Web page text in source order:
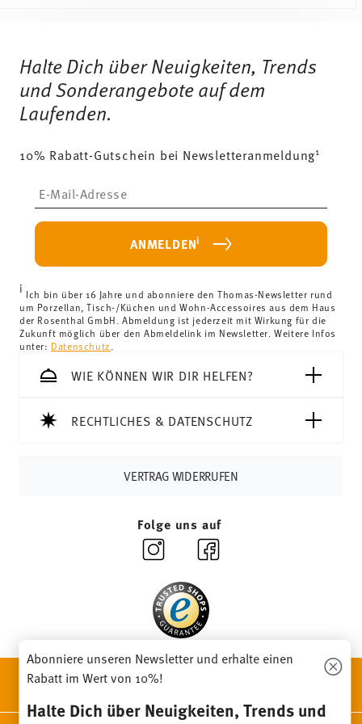
Rund 174 gr
0,2490 dm³
Spülmaschinenfest Mikrowellengeeignet
Lieferzeiten & Versand
Versandkostenfrei ab 69,90 €:
(ausgenommen Lieferungen ins Vereinigte Königreich)
Lieferkosten unter 69,90 €:
weniger als 69,90 € beträgt, fallen Versandkosten an. Für
Deutschland betragen diese 4,90 €. Für alle anderen
Länder können Sie die Lieferkostenhier einsehen
Vereinigtes Königreich:Für Lieferungen ins Vereinigte
Königreich liegt der Mindestbestellwert bei £135, die
Lieferung erfolgt versandkostenfrei.
Schweiz:Lieferungen in die Schweiz sind ab 69,90 CHF
versandkostenfrei. Unter einem Bestellwert von 69,90
CHF liegen die Versandkosten bei 36,90 CHF.
sobald Ihr Paket auf die Reise geht.
Lieferzeit innerhalb Deutschlands:3-5 Werktage für
hier einsehen.
Halte Dich über Neuigkeiten, Trends
und Sonderangebote auf dem
Laufenden.
10% Rabatt-Gutschein bei Newsletteranmeldung1
ANMELDENi
i Ich bin über 16 Jahre und abonniere den Thomas-Newsletter rund
um Porzellan, Tisch-/Küchen und Wohn-Accessoires aus dem Haus
der Rosenthal GmbH. Abmeldung ist jederzeit mit Wirkung für die
Zukunft möglich über den Abmeldelink im Newsletter. Weitere Infos
unter: Datenschutz
WIE KÖNNEN WIR DIR HELFEN?
RECHTLICHES & DATENSCHUTZ
VERTRAG WIDERRUFEN
Folge uns auf
ENTDECKE UNSERE MARKEN
Abonniere unseren Newsletter und erhalte einen
Rabatt im Wert von 10%!
Halte Dich über Neuigkeiten, Trends und